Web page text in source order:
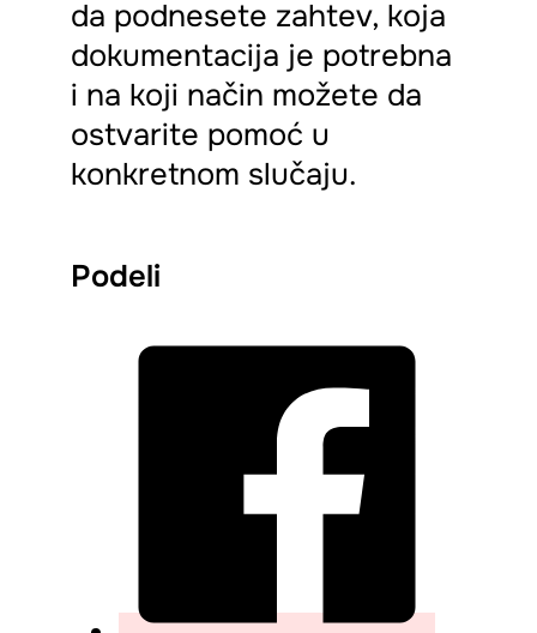
da podnesete zahtev, koja
dokumentacija je potrebna
i na koji način možete da
ostvarite pomoć u
konkretnom slučaju.
Podeli